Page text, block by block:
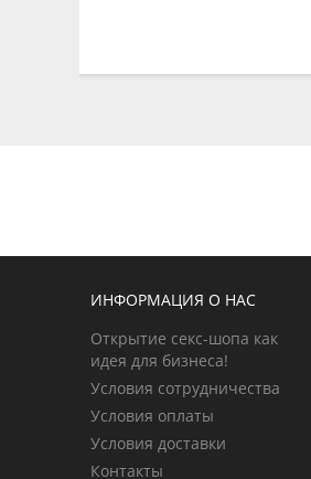
ИНФОРМАЦИЯ О НАС
Открытие секс-шопа как
идея для бизнеса!
Условия сотрудничества
Условия оплаты
Условия доставки
Контакты